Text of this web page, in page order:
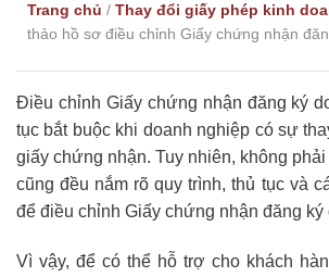
Trang chủ / Thay đổi giấy phép kinh
thảo hồ sơ điều chỉnh Giấy chứng nhận
Điều chỉnh Giấy chứng nhận đăng ký
tục bắt buộc khi doanh nghiệp có sự
giấy chứng nhận. Tuy nhiên, không
cũng đều nắm rõ quy trình, thủ tục và
để điều chỉnh Giấy chứng nhận đăng ký
Vì vậy, để có thể hỗ trợ cho khách